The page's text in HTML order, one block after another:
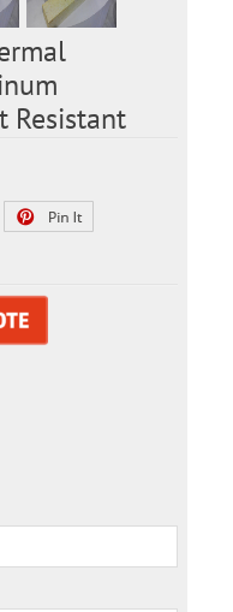
Resistant